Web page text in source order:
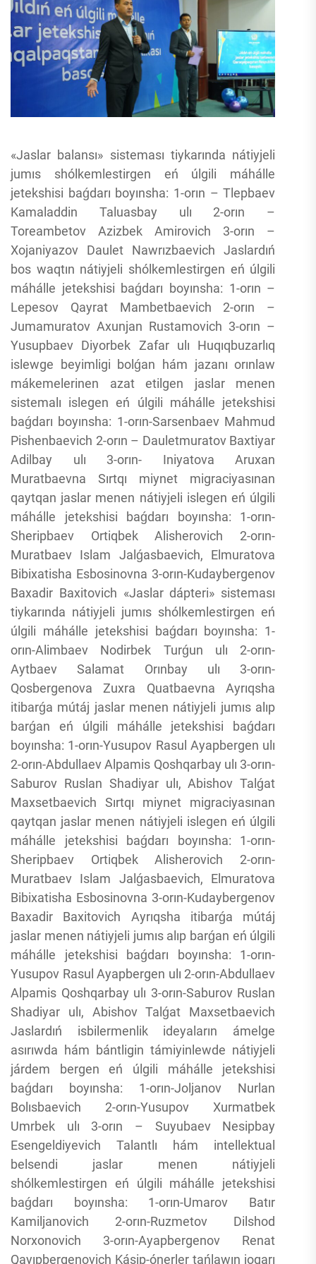
«Jaslar balansı» sisteması tiykarında nátiyjeli
jumıs shólkemlestirgen eń úlgili máhálle
jetekshisi baǵdarı boyınsha: 1-orın – Tlepbaev
Kamaladdin Taluasbay ulı 2-orın –
Toreambetov Azizbek Amirovich 3-orın –
Xojaniyazov Daulet Nawrızbaevich Jaslardıń
bos waqtın nátiyjeli shólkemlestirgen eń úlgili
máhálle jetekshisi baǵdarı boyınsha: 1-orın –
Lepesov Qayrat Mambetbaevich 2-orın –
Jumamuratov Axunjan Rustamovich 3-orın –
Yusupbaev Diyorbek Zafar ulı Huqıqbuzarlıq
islewge beyimligi bolǵan hám jazanı orınlaw
mákemelerinen azat etilgen jaslar menen
sistemalı islegen eń úlgili máhálle jetekshisi
baǵdarı boyınsha: 1-orın-Sarsenbaev Mahmud
Pishenbaevich 2-orın – Dauletmuratov Baxtiyar
Adilbay ulı 3-orın- Iniyatova Aruxan
Muratbaevna Sırtqı miynet migraciyasınan
qaytqan jaslar menen nátiyjeli islegen eń úlgili
máhálle jetekshisi baǵdarı boyınsha: 1-orın-
Sheripbaev Ortiqbek Alisherovich 2-orın-
Muratbaev Islam Jalǵasbaevich, Elmuratova
Bibixatisha Esbosinovna 3-orın-Kudaybergenov
Baxadir Baxitovich «Jaslar dápteri» sisteması
tiykarında nátiyjeli jumıs shólkemlestirgen eń
úlgili máhálle jetekshisi baǵdarı boyınsha: 1-
orın-Alimbaev Nodirbek Turǵun ulı 2-orın-
Aytbaev Salamat Orınbay ulı 3-orın-
Qosbergenova Zuxra Quatbaevna Ayrıqsha
itibarǵa mútáj jaslar menen nátiyjeli jumıs alıp
barǵan eń úlgili máhálle jetekshisi baǵdarı
boyınsha: 1-orın-Yusupov Rasul Ayapbergen ulı
2-orın-Abdullaev Alpamis Qoshqarbay ulı 3-orın-
Saburov Ruslan Shadiyar ulı, Abishov Talǵat
Maxsetbaevich Sırtqı miynet migraciyasınan
qaytqan jaslar menen nátiyjeli islegen eń úlgili
máhálle jetekshisi baǵdarı boyınsha: 1-orın-
Sheripbaev Ortiqbek Alisherovich 2-orın-
Muratbaev Islam Jalǵasbaevich, Elmuratova
Bibixatisha Esbosinovna 3-orın-Kudaybergenov
Baxadir Baxitovich Ayrıqsha itibarǵa mútáj
jaslar menen nátiyjeli jumıs alıp barǵan eń úlgili
máhálle jetekshisi baǵdarı boyınsha: 1-orın-
Yusupov Rasul Ayapbergen ulı 2-orın-Abdullaev
Alpamis Qoshqarbay ulı 3-orın-Saburov Ruslan
Shadiyar ulı, Abishov Talǵat Maxsetbaevich
Jaslardıń isbilermenlik ideyaların ámelge
asırıwda hám bántligin támiyinlewde nátiyjeli
járdem bergen eń úlgili máhálle jetekshisi
baǵdarı boyınsha: 1-orın-Joljanov Nurlan
Bolısbaevich 2-orın-Yusupov Xurmatbek
Umrbek ulı 3-orın – Suyubaev Nesipbay
Esengeldiyevich Talantlı hám intellektual
belsendi jaslar menen nátiyjeli
shólkemlestirgen eń úlgili máhálle jetekshisi
baǵdarı boyınsha: 1-orın-Umarov Batır
Kamiljanovich 2-orın-Ruzmetov Dilshod
Norxonovich 3-orın-Ayapbergenov Renat
Qayıpbergenovich Kásip-ónerler tańlawın joqarı